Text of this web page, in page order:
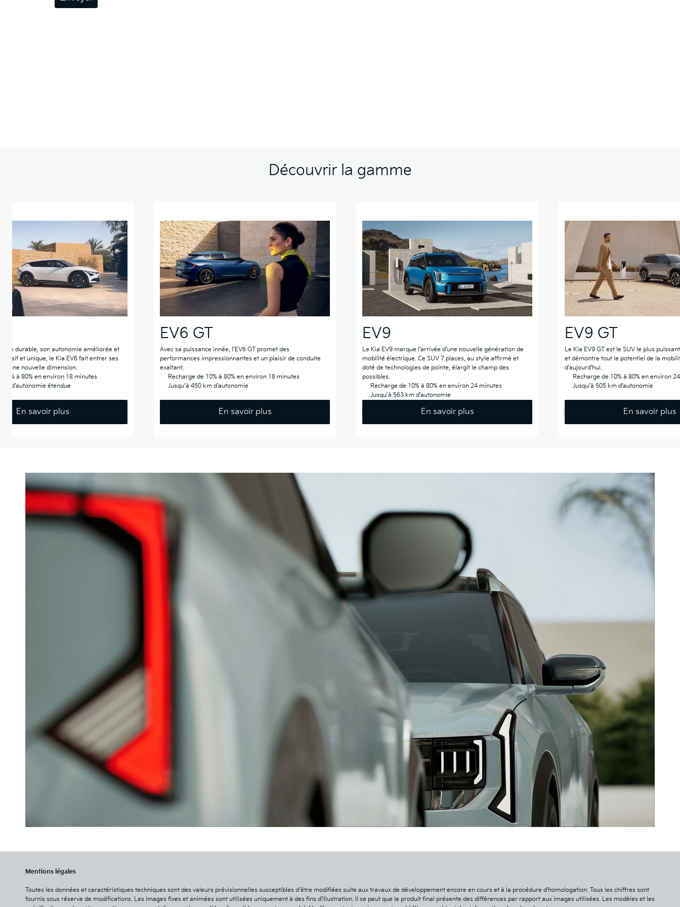
Découvrir la gamme
durable, son autonomie améliorée et
et unique, le Kia EV6 fait entrer ses
une nouvelle dimension.
10% à 80% en environ 18 minutes
km d’autonomie étendue
En savoir plus
EV6 GT
Avec sa puissance innée, l’EV6 GT promet des
performances impressionnantes et un plaisir de conduite
exaltant.
Recharge de 10% à 80% en environ 18 minutes
Jusqu’à 450 km d’autonomie
En savoir plus
EV9
Le Kia EV9 marque l’arrivée d’une nouvelle génération de
mobilité électrique. Ce SUV 7 places, au style affirmé et
doté de technologies de pointe, élargit le champ des
possibles.
Recharge de 10% à 80% en environ 24 minutes
Jusqu’à 563 km d’autonomie
En savoir plus
EV9 GT
Le Kia EV9 GT est le SUV le plus
et démontre tout le potentiel de la
d’aujourd’hui.
Recharge de 10% à 80% en environ
Jusqu’à 505 km d’autonomie
En savoir plus
Mentions légales
Toutes les données et caractéristiques techniques sont des valeurs prévisionnelles susceptibles d’être modifiées suite aux travaux de développement encore en cours et à la procédure d’homologation. Tous les chiffres sont
fournis sous réserve de modifications. Les images fixes et animées sont utilisées uniquement à des fins d’illustration. Il se peut que le produit final présente des différences par rapport aux images utilisées. Les modèles et les